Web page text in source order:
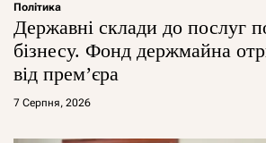
Політика
Державні склади до послуг
бізнесу. Фонд держмайна
від прем’єра
7 Серпня, 2026